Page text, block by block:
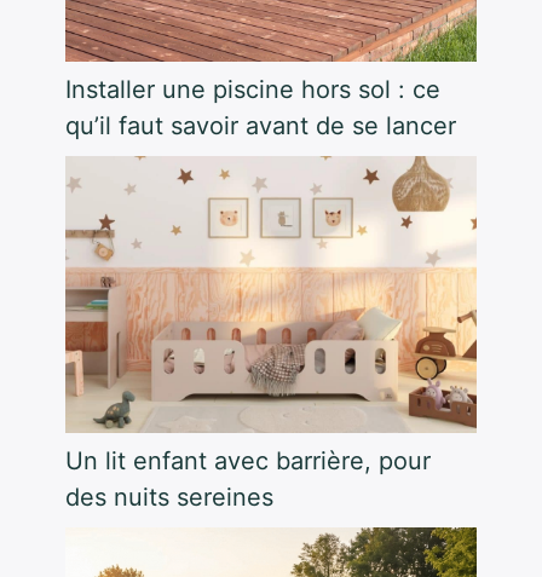
Installer une piscine hors sol : ce
qu’il faut savoir avant de se lancer
Un lit enfant avec barrière, pour
des nuits sereines